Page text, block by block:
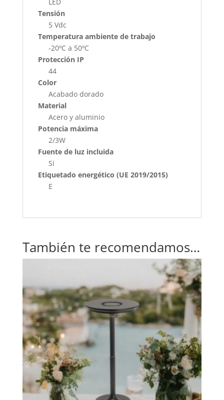
LED
Tensión
5 Vdc
Temperatura ambiente de trabajo
-20ºC a 50ºC
Protección IP
44
Color
Acabado dorado
Material
Acero y aluminio
Potencia máxima
2/3W
Fuente de luz incluida
Si
Etiquetado energético (UE 2019/2015)
E
También te recomendamos…